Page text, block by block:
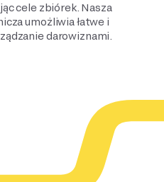
cele zbiórek. Nasza
umożliwia łatwe i
darowiznami.